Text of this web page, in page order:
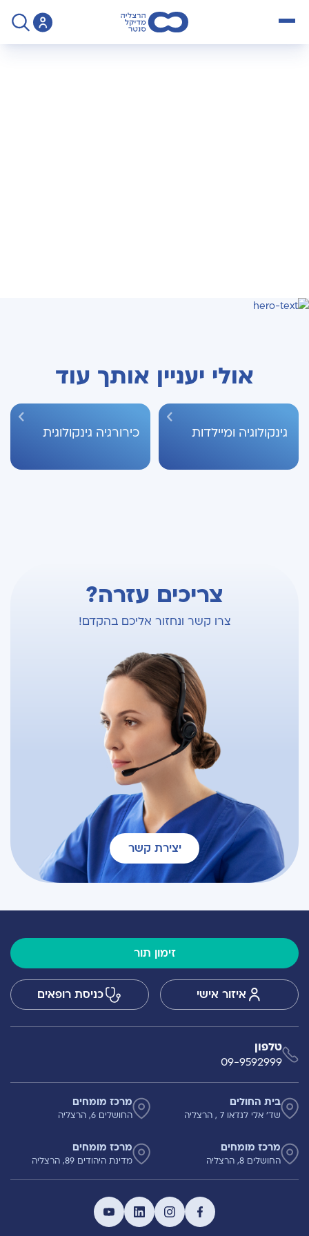
אולי יעניין אותך עוד
גינקולוגיה ומיילדות כירורגיה גינקולוגית
צריכים עזרה?
צרו קשר ונחזור אליכם בהקדם!
יצירת קשר
זימון תור
איזור אישי כניסת רופאים
טלפון
09-9592999
בית החולים
שד' אלי לנדאו 7 , הרצליה
מרכז מומחים
החושלים 6, הרצליה
מרכז מומחים
החושלים 8, הרצליה
מרכז מומחים
מדינת היהודים 89, הרצליה